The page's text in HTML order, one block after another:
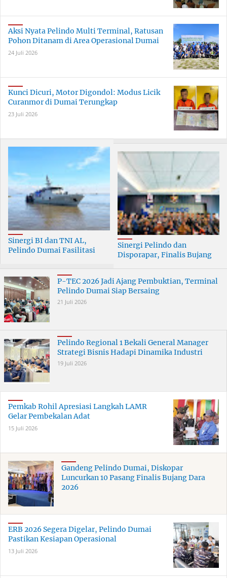
Aksi Nyata Pelindo Multi Terminal, Ratusan
Pohon Ditanam di Area Operasional Dumai
24 Juli 2026
Kunci Dicuri, Motor Digondol: Modus Licik
Curanmor di Dumai Terungkap
23 Juli 2026
Sinergi BI dan TNI AL,
Pelindo Dumai Fasilitasi
Sinergi Pelindo dan
Disporapar, Finalis Bujang
P-TEC 2026 Jadi Ajang Pembuktian, Terminal
Pelindo Dumai Siap Bersaing
21 Juli 2026
Pelindo Regional 1 Bekali General Manager
Strategi Bisnis Hadapi Dinamika Industri
19 Juli 2026
Pemkab Rohil Apresiasi Langkah LAMR
Gelar Pembekalan Adat
15 Juli 2026
Gandeng Pelindo Dumai, Diskopar
Luncurkan 10 Pasang Finalis Bujang Dara
2026
ERB 2026 Segera Digelar, Pelindo Dumai
Pastikan Kesiapan Operasional
13 Juli 2026